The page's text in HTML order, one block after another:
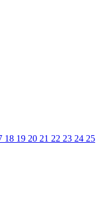
18 19 20 21 22 23 24 25